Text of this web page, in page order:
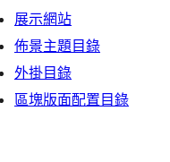
展示網站
佈景主題目錄
外掛目錄
區塊版面配置目錄